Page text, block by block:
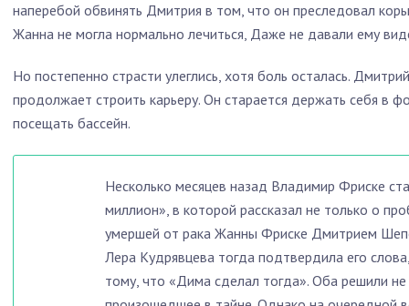
наперебой обвинять Дмитрия в том, что он преследовал
Жанна не могла нормально лечиться, Даже не давали ему
Но постепенно страсти улеглись, хотя боль осталась.
продолжает строить карьеру. Он старается держать себя в
посещать бассейн.
Несколько месяцев назад Владимир Фриске
миллион», в которой рассказал не только о
умершей от рака Жанны Фриске Дмитрием
Лера Кудрявцева тогда подтвердила его
тому, что «Дима сделал тогда». Оба решили не